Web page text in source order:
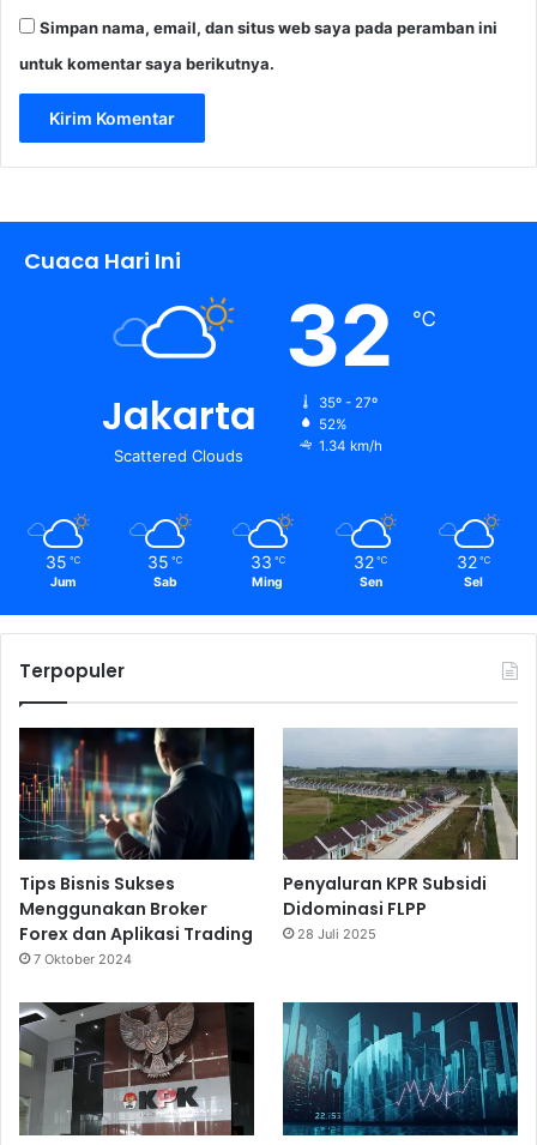
Simpan nama, email, dan situs web saya pada peramban ini
untuk komentar saya berikutnya.
Cuaca Hari Ini
Jakarta
Scattered Clouds
32 ℃
35º - 27º
52%
1.34 km/h
35 ℃
Jum
35 ℃
Sab
33 ℃
Ming
32 ℃
Sen
32 ℃
Sel
Terpopuler
Tips Bisnis Sukses
Menggunakan Broker
Forex dan Aplikasi Trading
7 Oktober 2024
Penyaluran KPR Subsidi
Didominasi FLPP
28 Juli 2025